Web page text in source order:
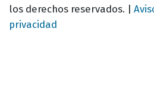
los derechos reservados. |
privacidad